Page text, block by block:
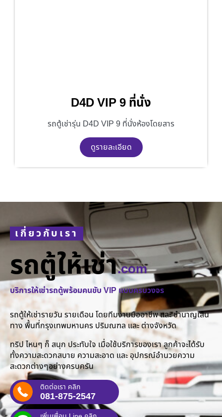
D4D VIP 9 ที่นั่ง
รถตู้เช่ารุ่น D4D VIP 9 ที่นั่งห้องโดยสาร
ดูรายละเอียด
เกี่ยวกับเรา
รถตู้ให้เช่า.com
บริการให้เช่ารถตู้พร้อมคนขับ VIP แบบครบวงจร
รถตู้ให้เช่ารายวัน รายเดือน โดยทีมงานมืออาชีพ และ ชำนาญเส้น
ทาง พื้นที่กรุงเทพมหานคร ปริมณฑล และ ต่างจังหวัด
ทริป ไหนๆ ก็ สนุก ประทับใจ เมื่อใช้บริการของเรา ลูกค้าจะได้รับ
ทั้งความสะดวกสบาย ความสะอาด และ อุปกรณ์อำนวยความ
สะดวกต่างๆอย่างครบครัน
ติดต่อเรา คลิก
081-875-2547